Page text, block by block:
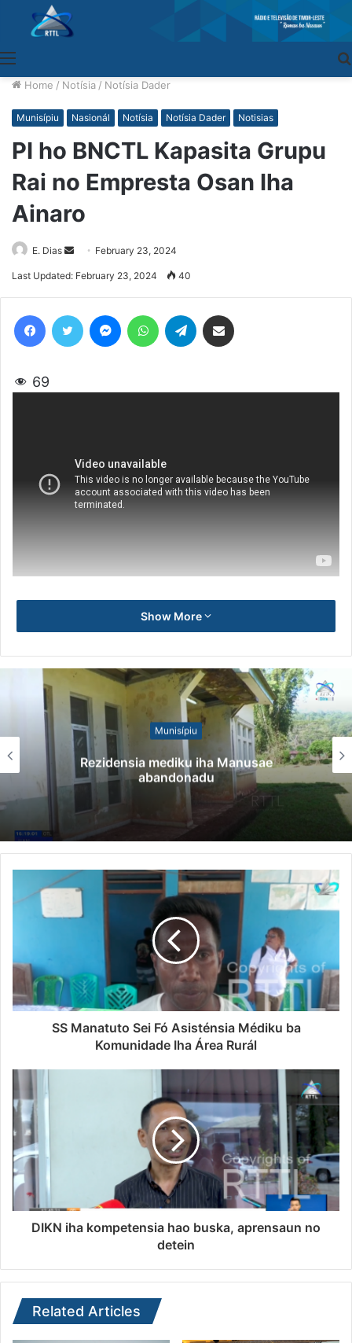
Home / Notísia / Notísia Dader
Munisípiu Nasionál Notísia Notísia Dader Notisias
PI ho BNCTL Kapasita Grupu
Rai no Empresta Osan Iha
Ainaro
E. Dias
Send
an
February 23, 2024
Last Updated: February 23, 2024 40
69
Show More
Munisípiu
Rezidensia mediku iha Manusae
abandonadu
SS Manatuto Sei Fó Asisténsia Médiku ba
Komunidade Iha Área Rurál
DIKN iha kompetensia hao buska, aprensaun no
detein
Related Articles